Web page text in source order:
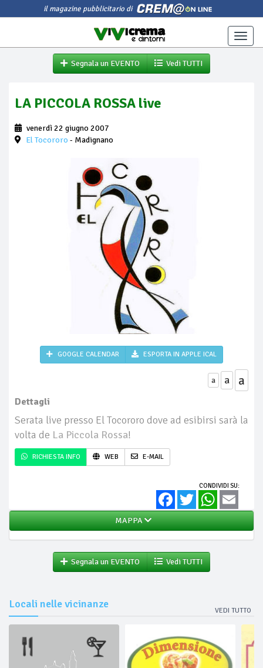
il magazine pubblicitario di
Toggle
Segnala un EVENTO
Vedi TUTTI
LA PICCOLA ROSSA live
venerdì 22 giugno 2007
El Tocororo - Madignano
GOOGLE CALENDAR ESPORTA IN APPLE ICAL
a a a
Dettagli
Serata live presso El Tocororo dove ad esibirsi sarà la
volta de La Piccola Rossa!
RICHIESTA INFO WEB E-MAIL
CONDIVIDI SU:
FacebookTwitter WhatsApp
MAPPA
Segnala un EVENTO Vedi TUTTI
Locali nelle vicinanze
VEDI TUTTO